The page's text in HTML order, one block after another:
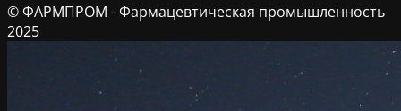
© ФАРМПРОМ - Фармацевтическая промышленность
2025